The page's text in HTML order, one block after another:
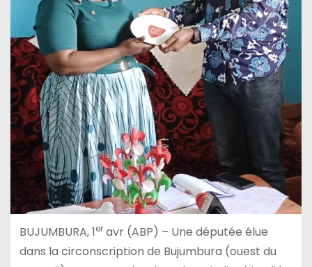
BUJUMBURA, 1eravr (ABP) – Une députée élue
dans la circonscription de Bujumbura (ouest du